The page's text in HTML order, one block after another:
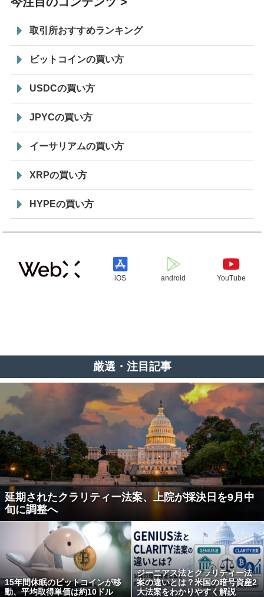
取引所おすすめランキング
ビットコインの買い方
USDCの買い方
JPYCの買い方
イーサリアムの買い方
XRPの買い方
HYPEの買い方
iOS android YouTube
厳選・注目記事
延期されたクラリティー法案、上院が採決日を9月中
旬に調整へ
15年間休眠のビットコインが移
動、平均取得単価は約10ドル
ジーニアス法とクラリティー法
案の違いとは？米国の暗号資産2
大法案をわかりやすく解説